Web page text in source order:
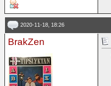
2020-11-18, 18:26
BrakZen